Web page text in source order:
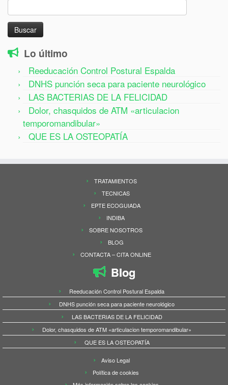
Lo último
Reeducación Control Postural Espalda
DNHS punción seca para paciente neurológico
LAS BACTERIAS DE LA FELICIDAD
Dolor, chasquidos de ATM «articulacion
temporomandibular»
QUE ES LA OSTEOPATÍA
TRATAMIENTOS
TECNICAS
EPTE ECOGUIADA
INDIBA
SOBRE NOSOTROS
BLOG
CONTACTA – CITA ONLINE
Blog
Reeducación Control Postural Espalda
DNHS punción seca para paciente neurológico
LAS BACTERIAS DE LA FELICIDAD
Dolor, chasquidos de ATM «articulacion temporomandibular»
QUE ES LA OSTEOPATÍA
Aviso Legal
Política de cookies